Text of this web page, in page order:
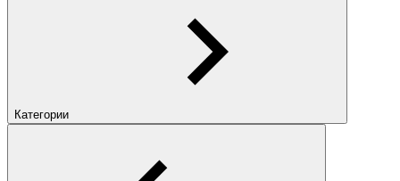
Категории